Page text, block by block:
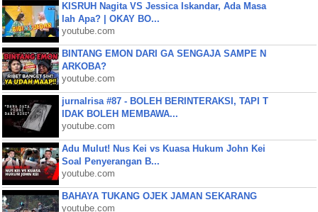
KISRUH Nagita VS Jessica Iskandar, Ada Masa
lah Apa? | OKAY BO...
youtube.com
BINTANG EMON DARI GA SENGAJA SAMPE N
ARKOBA?
youtube.com
jurnalrisa #87 - BOLEH BERINTERAKSI, TAPI T
IDAK BOLEH MEMBAWA...
youtube.com
Adu Mulut! Nus Kei vs Kuasa Hukum John Kei
Soal Penyerangan B...
youtube.com
BAHAYA TUKANG OJEK JAMAN SEKARANG
youtube.com